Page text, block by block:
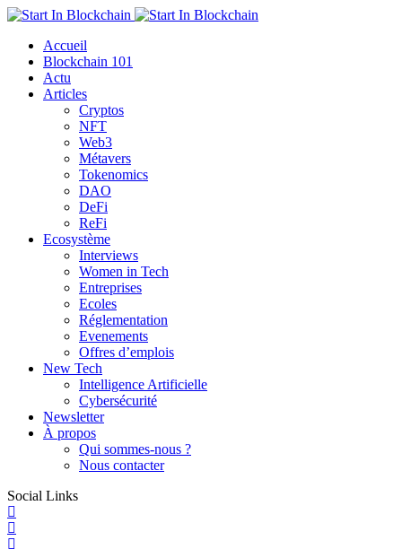
Accueil
Blockchain 101
Actu
Articles
Cryptos
NFT
Web3
Métavers
Tokenomics
DAO
DeFi
ReFi
Ecosystème
Interviews
Women in Tech
Entreprises
Ecoles
Réglementation
Evenements
Offres d’emplois
New Tech
Intelligence Artificielle
Cybersécurité
Newsletter
À propos
Qui sommes-nous ?
Nous contacter
Social Links